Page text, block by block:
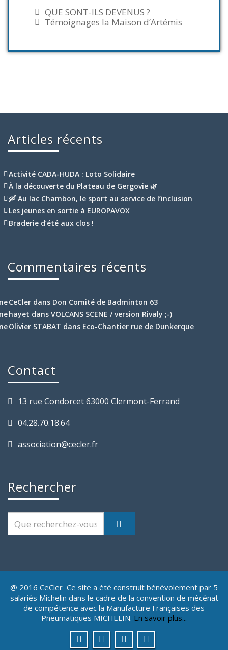
QUE SONT-ILS DEVENUS ?
Témoignages la Maison d’Artémis
Articles récents
Activité CADA-HUDA : Loto Solidaire
À la découverte du Plateau de Gergovie 🌿
🛶 Au lac Chambon, le sport au service de l’inclusion
Les jeunes en sortie à EUROPAVOX
Braderie d’été aux clos !
Commentaires récents
CeCler dans Don Comité de Badminton 63
hayet dans VOLCANS SCENE / version Rivaly ;-)
Olivier STABAT dans Eco-Chantier rue de Dunkerque
Contact
13 rue Condorcet 63000 Clermont-Ferrand
04.28.70.18.64
association@cecler.fr
Rechercher
@ 2016 CeCler Ce site a été construit bénévolement par 5
salariés Michelin dans le cadre de la convention de mécénat
de compétence avec la Manufacture Françaises des
Pneumatiques MICHELIN. En savoir plus...